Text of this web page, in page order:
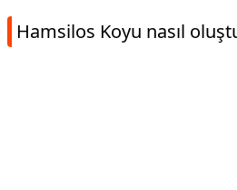
Hamsilos Koyu nasıl